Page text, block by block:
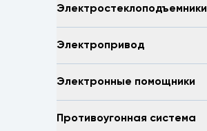
Электростеклоподъемники
Электропривод
Электронные помощники
Противоугонная система